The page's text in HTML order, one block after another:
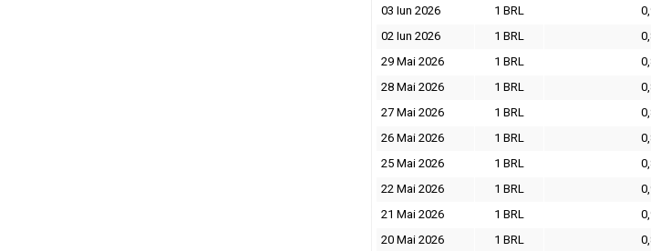
03 Iun 2026
1 BRL
02 Iun 2026
1 BRL
29 Mai 2026
1 BRL
28 Mai 2026
1 BRL
27 Mai 2026
1 BRL
26 Mai 2026
1 BRL
25 Mai 2026
1 BRL
22 Mai 2026
1 BRL
21 Mai 2026
1 BRL
20 Mai 2026
1 BRL